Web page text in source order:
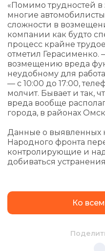
«Помимо трудностей
многие
сложности в
компании как будто
процесс крайне
отметил Герасименко.
возмещению вреда
неудобному для
— с 10:00 до 17:00,
молчит. Бывает и так,
вреда вообще
города, в районах
Данные о выявленных
Народного фронта
контролирующие и
добиваться
Ко